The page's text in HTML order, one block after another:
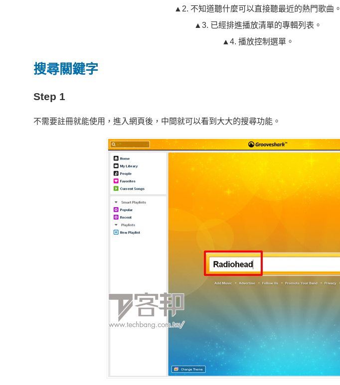
▲2. 不知道聽什麼可以直接聽最近的熱門歌曲。
▲3. 已經排進播放清單的專輯列表。
▲4. 播放控制選單。
搜尋關鍵字
Step 1
不需要註冊就能使用，進入網頁後，中間就可以看到大大的搜尋功能。